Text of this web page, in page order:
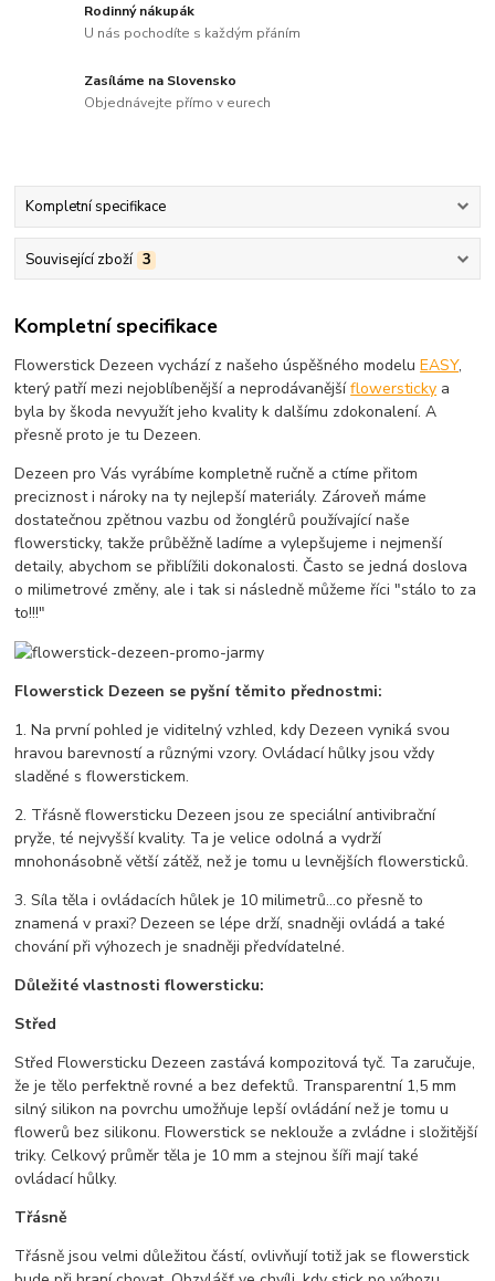
Rodinný nákupák
U nás pochodíte s každým přáním
Zasíláme na Slovensko
Objednávejte přímo v eurech
Kompletní specifikace
Související zboží 3
Kompletní specifikace
Flowerstick Dezeen vychází z našeho úspěšného modeluEASY,
který patří mezi nejoblíbenější a neprodávanějšíflowersticky a
byla by škoda nevyužít jeho kvality k dalšímu zdokonalení. A
přesně proto je tu Dezeen.
Dezeen pro Vás vyrábíme kompletně ručně a ctíme přitom
preciznost i nároky na ty nejlepší materiály. Zároveň máme
dostatečnou zpětnou vazbu od žonglérů používající naše
flowersticky, takže průběžně ladíme a vylepšujeme i nejmenší
detaily, abychom se přiblížili dokonalosti. Často se jedná doslova
o milimetrové změny, ale i tak si následně můžeme říci "stálo to za
to!!!"
Flowerstick Dezeen se pyšní těmito přednostmi:
1. Na první pohled je viditelný vzhled, kdy Dezeen vyniká svou
hravou barevností a různými vzory. Ovládací hůlky jsou vždy
sladěné s flowerstickem.
2. Třásně flowersticku Dezeen jsou ze speciální antivibrační
pryže, té nejvyšší kvality. Ta je velice odolná a vydrží
mnohonásobně větší zátěž, než je tomu u levnějších flowersticků.
3. Síla těla i ovládacích hůlek je 10 milimetrů...co přesně to
znamená v praxi? Dezeen se lépe drží, snadněji ovládá a také
chování při výhozech je snadněji předvídatelné.
Důležité vlastnosti flowersticku:
Střed
Střed Flowersticku Dezeen zastává kompozitová tyč. Ta zaručuje,
že je tělo perfektně rovné a bez defektů. Transparentní 1,5 mm
silný silikon na povrchu umožňuje lepší ovládání než je tomu u
flowerů bez silikonu. Flowerstick se neklouže a zvládne i složitější
triky. Celkový průměr těla je 10 mm a stejnou šíři mají také
ovládací hůlky.
Třásně
Třásně jsou velmi důležitou částí, ovlivňují totiž jak se flowerstick